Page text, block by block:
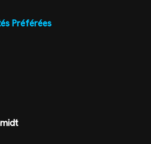
Préférées